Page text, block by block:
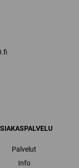
Palvelut
Info